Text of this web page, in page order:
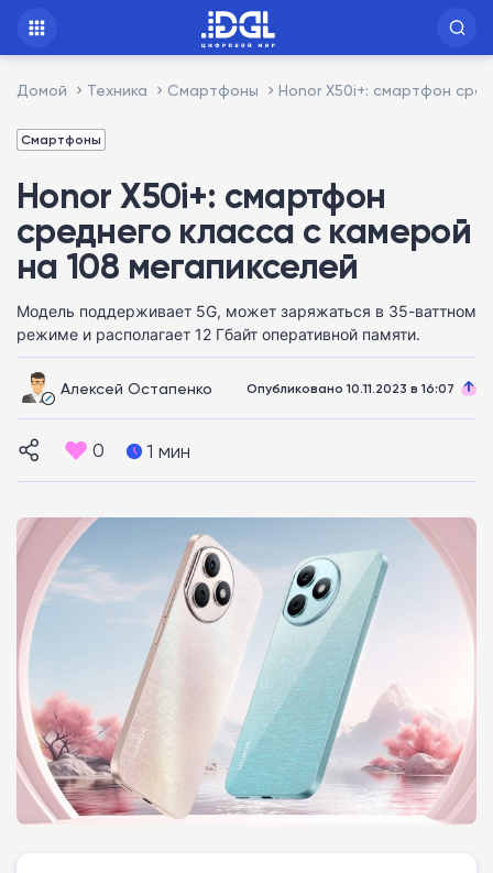
Домой Техника Смартфоны Honor X50i+: смартфон
Смартфоны
Honor X50i+: смартфон
среднего класса с камерой
на 108 мегапикселей
Модель поддерживает 5G, может заряжаться в 35-ваттном
режиме и располагает 12 Гбайт оперативной памяти.
Алексей Остапенко Опубликовано 10.11.2023 в 16:07
0 1 мин